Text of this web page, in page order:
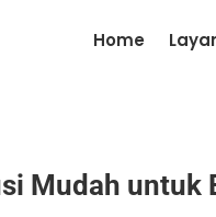
Home
Mudah